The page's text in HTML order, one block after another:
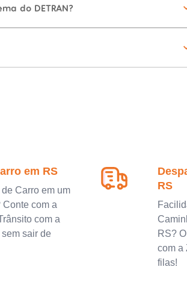
do DETRAN?
em RS
Carro em um
com a
com a
sair de
RS
RS?
com a
filas!